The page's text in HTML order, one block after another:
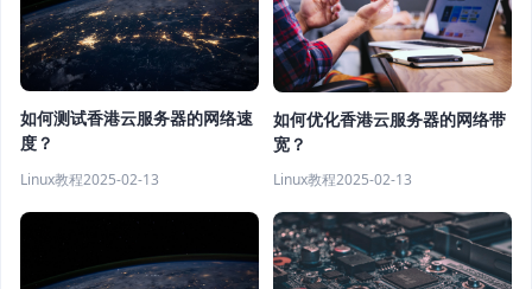
如何测试香港云服务器的网络速
度？
Linux教程2025-02-13
如何优化香港云服务器的网络带
宽？
Linux教程2025-02-13